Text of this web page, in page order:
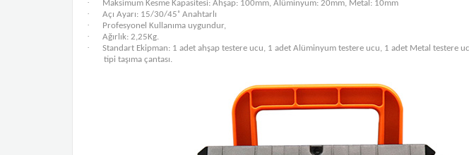
· Maksimum Kesme Kapasitesi: Ahşap: 100mm, Alüminyum: 20mm, Metal: 10mm
· Açı Ayarı: 15/30/45˚ Anahtarlı
· Profesyonel Kullanıma uygundur,
· Ağırlık: 2,25Kg.
·
Standart Ekipman: 1 adet ahşap testere ucu, 1 adet Alüminyum testere ucu, 1 adet Metal testere
tipi taşıma çantası.